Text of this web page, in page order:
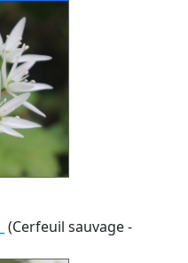
(Cerfeuil sauvage -